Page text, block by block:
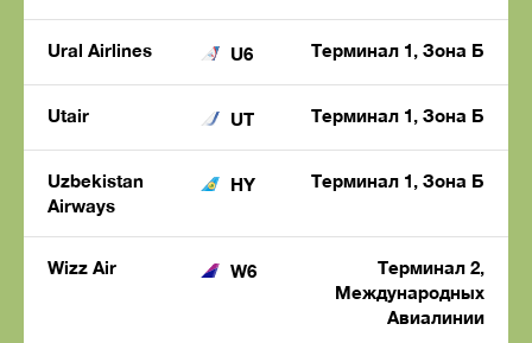
Ural Airlines U6 Терминал 1, Зона Б
Utair UT Терминал 1, Зона Б
Uzbekistan
Airways
HY Терминал 1, Зона Б
Wizz Air W6
Терминал 2,
Международных
Авиалинии